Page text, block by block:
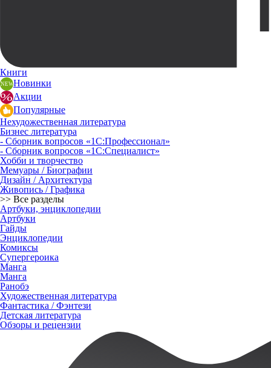
Книги
Новинки
Акции
Популярные
Нехудожественная литература
Бизнес литература
- Сборник вопросов «1С:Профессионал»
- Сборник вопросов «1С:Специалист»
Хобби и творчество
Мемуары / Биографии
Дизайн / Архитектура
Живопись / Графика
>> Все разделы
Артбуки, энциклопедии
Артбуки
Гайды
Энциклопедии
Комиксы
Супергероика
Манга
Манга
Ранобэ
Художественная литература
Фантастика / Фэнтези
Детская литература
Обзоры и рецензии